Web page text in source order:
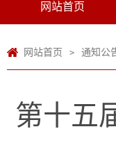
网站首页
网站首页 > 通知公
第十五